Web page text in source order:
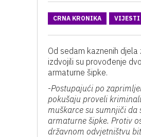
CRNA KRONIKA VIJESTI
Od sedam kaznenih
izdvojili su provođenje
armaturne šipke.
-Postupajući po
pokušaju proveli
muškarce su sumnjiči
armaturne šipke. Protiv
državnom odvjetništvu